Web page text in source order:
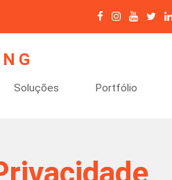
Soluções Portfólio